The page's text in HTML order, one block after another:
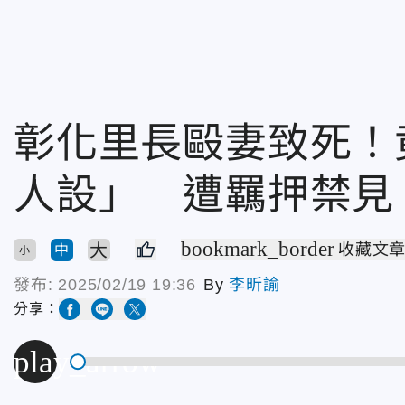
彰化里長毆妻致死
人設」 遭羈押禁見
小 中 大 bookmark_border 收藏文
發布: 2025/02/19 19:36 By 李昕諭
分享：
play_arrow